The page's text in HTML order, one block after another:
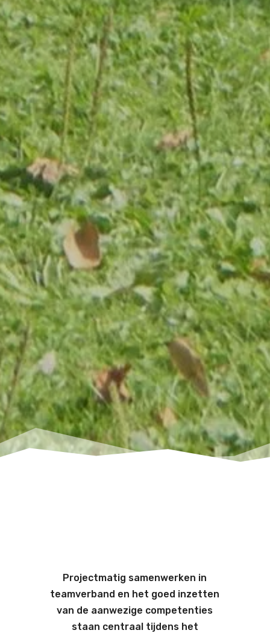
Projectmatig samenwerken in
teamverband en het goed inzetten
van de aanwezige competenties
staan centraal tijdens het